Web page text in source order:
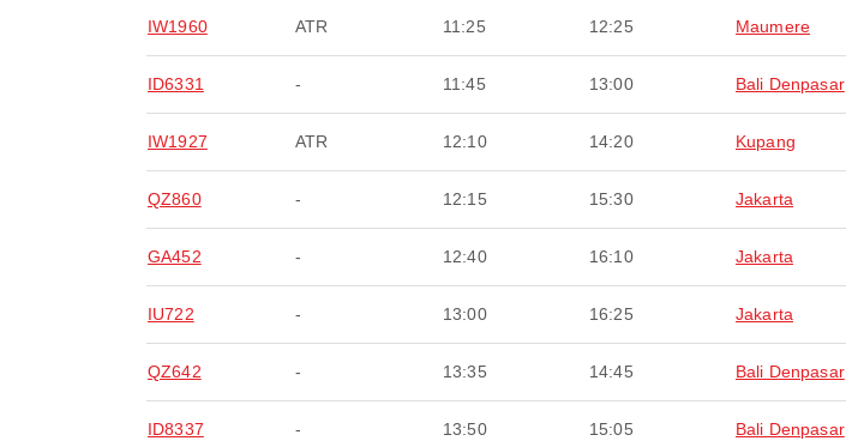
IW1960 ATR 11:25 12:25 Maumere
ID6331 - 11:45 13:00 Bali Denpasar
IW1927 ATR 12:10 14:20 Kupang
QZ860 - 12:15 15:30 Jakarta
GA452 - 12:40 16:10 Jakarta
IU722 - 13:00 16:25 Jakarta
QZ642 - 13:35 14:45 Bali Denpasar
ID8337 - 13:50 15:05 Bali Denpasar